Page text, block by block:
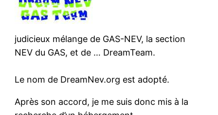
judicieux mélange de GAS-NEV, la section
NEV du GAS, et de … DreamTeam.
Le nom de DreamNev.org est adopté.
Après son accord, je me suis donc mis à la